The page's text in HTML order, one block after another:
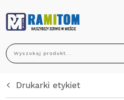
Wyszukaj produkt...
Drukarki etykiet